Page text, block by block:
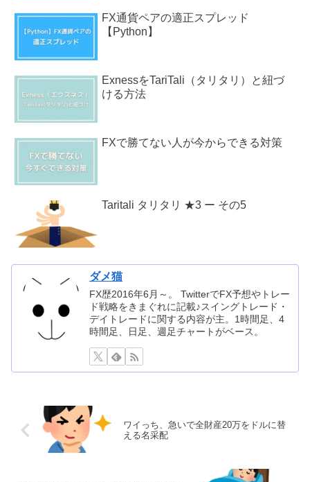
FX通貨ペアの適正スプレッド
【Python】
ExnessをTariTali（タリタリ）と紐づ
ける方法
FXで勝てない人が今からできる対策
Taritali タリタリ ★3 ー その5
ダメ猫
FX歴2016年6月～。 TwitterでFX予想やトレー
ド戦略をきまぐれに記載♪スイングトレード・
デイトレードに関する内容が主。1時間足、4
時間足、日足、週足チャートがベース。
ワイっち、急いで全財産20万をドルに替
える名采配